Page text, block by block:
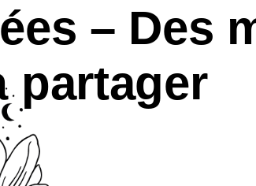
– Des
partager